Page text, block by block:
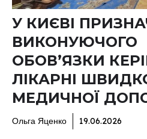
У КИЄВІ
ВИКОНУЮЧОГО
ОБОВ’ЯЗКИ
ЛІКАРНІ
МЕДИЧНОЇ
Ольга Яценко 19.06.2026